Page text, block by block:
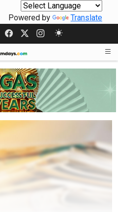
Powered by Translate